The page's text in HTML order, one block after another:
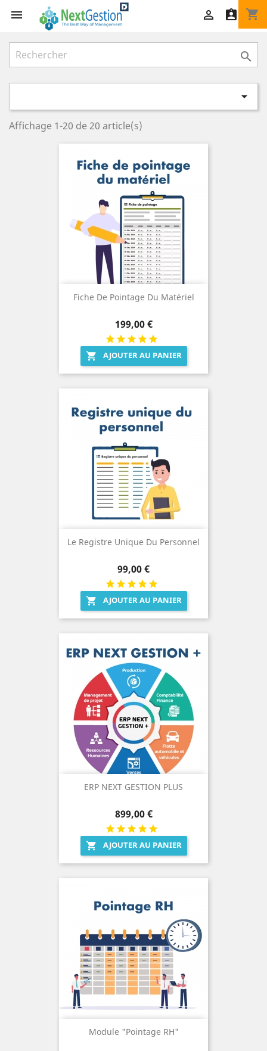
 shopping_cart
 


Affichage 1-20 de 20 article(s)
Fiche De Pointage Du Matériel
Prix
199,00 €
 AJOUTER AU PANIER
Le Registre Unique Du Personnel
Prix
99,00 €
 AJOUTER AU PANIER
ERP NEXT GESTION PLUS
Prix
899,00 €
 AJOUTER AU PANIER
Module "Pointage RH"